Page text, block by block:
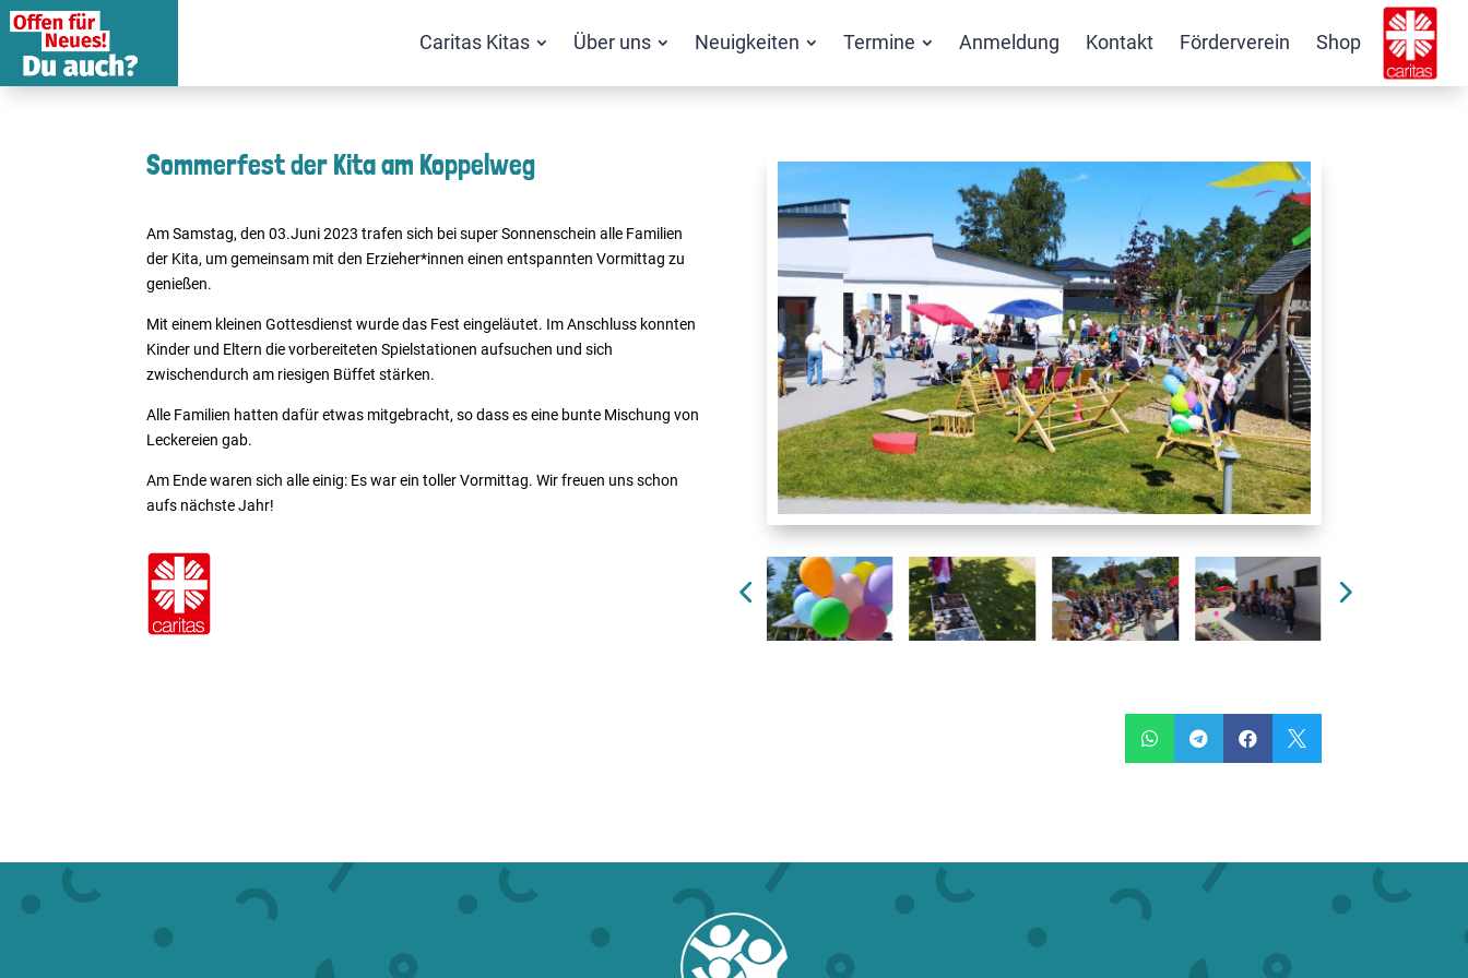
Caritas Kitas Über uns Neuigkeiten Termine Anmeldung Kontakt Förderverein Shop
Sommerfest der Kita am Koppelweg
Am Samstag, den 03.Juni 2023 trafen sich bei super Sonnenschein alle Familien
der Kita, um gemeinsam mit den Erzieher*innen einen entspannten Vormittag zu
genießen.
Mit einem kleinen Gottesdienst wurde das Fest eingeläutet. Im Anschluss konnten
Kinder und Eltern die vorbereiteten Spielstationen aufsuchen und sich
zwischendurch am riesigen Büffet stärken.
Alle Familien hatten dafür etwas mitgebracht, so dass es eine bunte Mischung von
Leckereien gab.
Am Ende waren sich alle einig: Es war ein toller Vormittag. Wir freuen uns schon
aufs nächste Jahr!
   